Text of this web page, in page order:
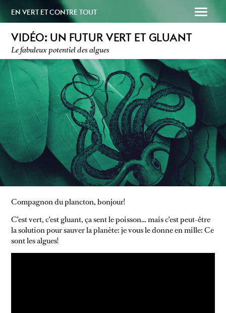
EN VERT ET CONTRE TOUT
SOUTENEZ-NOUS PAPAILLE
NEWSSSSSS
DÉFI SANS
VIDÉO: UN FUTUR VERT ET GLUANT
Le fabuleux potentiel des algues
Compagnon du plancton, bonjour!
C’est vert, c’est gluant, ça sent le poisson… mais c’est peut-être
la solution pour sauver la planète: je vous le donne en mille: Ce
sont les algues!